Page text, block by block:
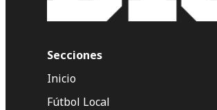
Secciones
Inicio
Fútbol Local